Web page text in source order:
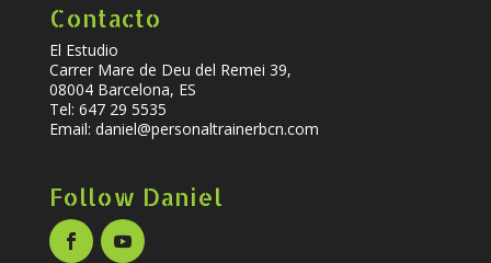
Contacto
El Estudio
Carrer Mare de Deu del Remei 39,
08004 Barcelona, ES
Tel: 647 29 5535
Email: daniel@personaltrainerbcn.com
Follow Daniel